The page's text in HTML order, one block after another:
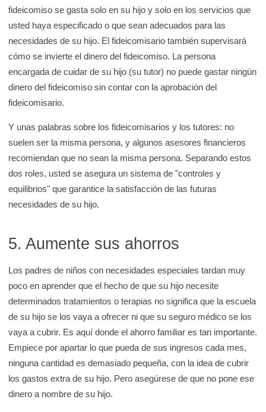
fideicomiso se gasta solo en su hijo y solo en los servicios que
usted haya especificado o que sean adecuados para las
necesidades de su hijo. El fideicomisario también supervisará
cómo se invierte el dinero del fideicomiso. La persona
encargada de cuidar de su hijo (su tutor) no puede gastar ningún
dinero del fideicomiso sin contar con la aprobación del
fideicomisario.
Y unas palabras sobre los fideicomisarios y los tutores: no
suelen ser la misma persona, y algunos asesores financieros
recomiendan que no sean la misma persona. Separando estos
dos roles, usted se asegura un sistema de "controles y
equilibrios" que garantice la satisfacción de las futuras
necesidades de su hijo.
5. Aumente sus ahorros
Los padres de niños con necesidades especiales tardan muy
poco en aprender que el hecho de que su hijo necesite
determinados tratamientos o terapias no significa que la escuela
de su hijo se los vaya a ofrecer ni que su seguro médico se los
vaya a cubrir. Es aquí donde el ahorro familiar es tan importante.
Empiece por apartar lo que pueda de sus ingresos cada mes,
ninguna cantidad es demasiado pequeña, con la idea de cubrir
los gastos extra de su hijo. Pero asegúrese de que no pone ese
dinero a nombre de su hijo.